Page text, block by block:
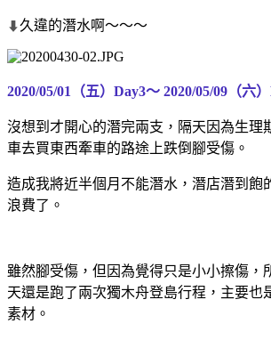
⬇久違的潛水啊～～～
2020/05/01（五）Day3～ 2020/05/09（六
沒想到才開心的潛完兩支，隔天因為生理
車去買東西牽車的路途上跌倒腳受傷。
造成我將近半個月不能潛水，潛店潛到飽
浪費了。
雖然腳受傷，但因為覺得只是小小擦傷，
天還是跑了兩次獨木舟登島行程，主要也
素材。